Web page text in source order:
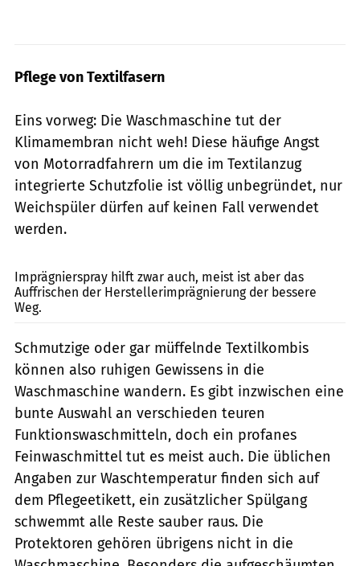
Pflege von Textilfasern
Eins vorweg: Die Waschmaschine tut der
Klimamembran nicht weh! Diese häufige Angst
von Motorradfahrern um die im Textilanzug
integrierte Schutzfolie ist völlig unbegründet, nur
Weichspüler dürfen auf keinen Fall verwendet
werden.
Imprägnierspray hilft zwar auch, meist ist aber das
Auffrischen der Hersteller­imprägnierung der bessere
Weg.
Schmutzige oder gar müffelnde Textilkombis
können also ruhigen Gewissens in die
Waschmaschine wandern. Es gibt inzwischen ­eine
bunte Auswahl an verschieden teuren
Funktionswaschmitteln, doch ein profanes
Feinwasch­mittel tut es meist auch. Die üblichen
Angaben zur Waschtemperatur finden sich auf
dem ­Pflegeetikett, ein zusätzlicher Spülgang
schwemmt alle Reste sauber raus. Die
Protektoren gehören übrigens nicht in die